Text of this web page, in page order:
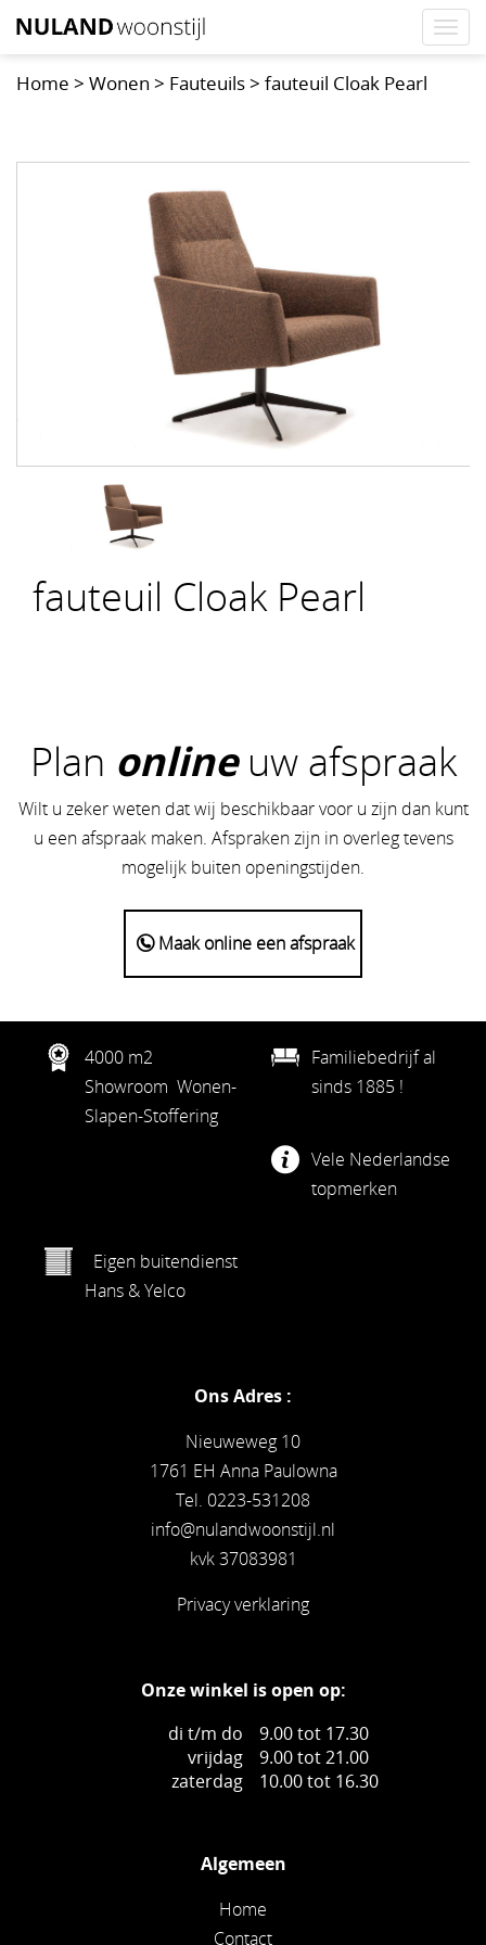
Home > Wonen > Fauteuils> fauteuil Cloak Pearl
fauteuil Cloak Pearl
Plan onlineuw afspraak
Wilt u zeker weten dat wij beschikbaar voor u zijn dan kunt
u een afspraak maken. Afspraken zijn in overleg tevens
mogelijk buiten openingstijden.
Maak online een afspraak
4000 m2
Showroom Wonen-
Slapen-Stoffering
Familiebedrijf al
sinds 1885 !
Vele Nederlandse
topmerken
Eigen buitendienst
Hans & Yelco
Ons Adres :
Nieuweweg 10
1761 EH Anna Paulowna
Tel. 0223-531208
info@nulandwoonstijl.nl
kvk 37083981
Privacy verklaring
Onze winkel is open op:
di t/m do
9.00 tot 17.30
vrijdag
9.00 tot 21.00
zaterdag
10.00 tot 16.30
Algemeen
Home
Contact